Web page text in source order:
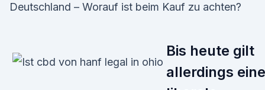
Deutschland – Worauf ist beim Kauf zu achten?
Bis heute gilt
allerdings eine